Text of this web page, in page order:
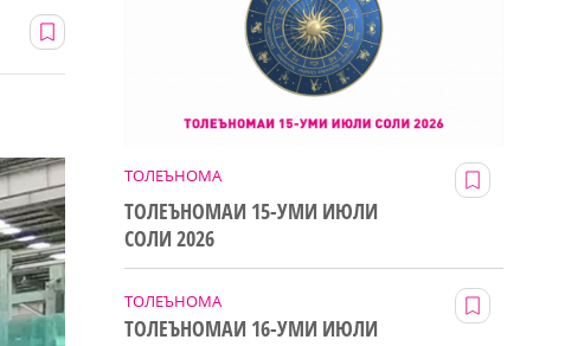
ТОЛЕЪНОМА
ТОЛЕЪНОМАИ 15-УМИ ИЮЛИ
СОЛИ 2026
ТОЛЕЪНОМА
ТОЛЕЪНОМАИ 16-УМИ ИЮЛИ